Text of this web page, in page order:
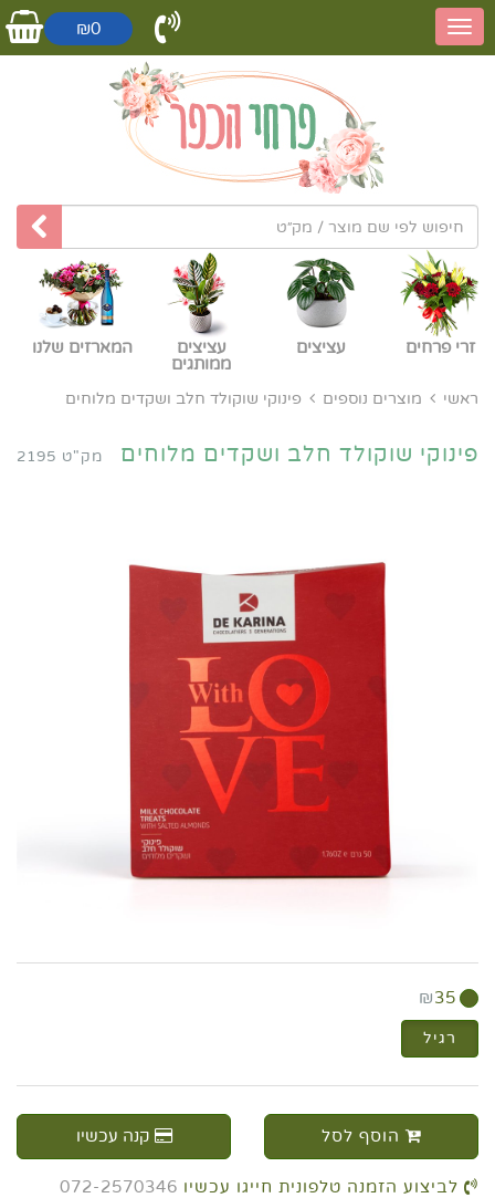
₪0
זרי פרחים עציצים
עציצים
ממותגים
המארזים שלנו
ראשי מוצרים נוספים פינוקי שוקולד חלב ושקדים מלוחים
פינוקי שוקולד חלב ושקדים מלוחים מק"ט 2195
₪35
רגיל
הוסף לסל קנה עכשיו
לביצוע הזמנה טלפונית חייגו עכשיו 072-2570346